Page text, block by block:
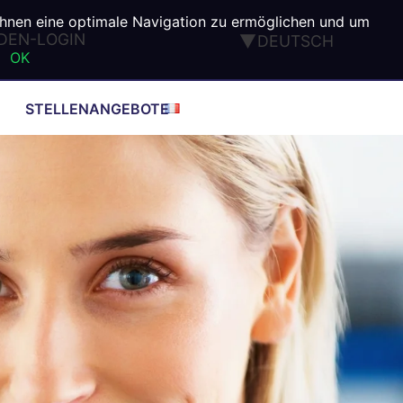
LOGIN
DEUTSCH
ESPAÑOL
ITALIANO
PORTUGUÊS
TÜRK
®
STELLENANGEBOTE
eine optimale Navigation zu ermöglichen und um
OK